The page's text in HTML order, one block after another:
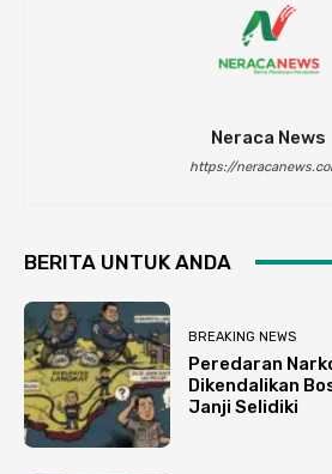
Neraca News
https://
BERITA UNTUK ANDA
BREAKING NEWS
Peredaran
Dikendalikan
Janji Selidiki